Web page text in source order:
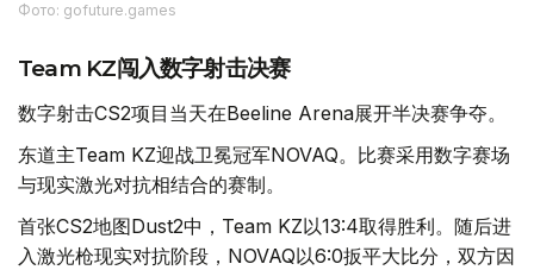
Фото: gofuture.games
Team KZ闯入数字射击决赛
数字射击CS2项目当天在Beeline Arena展开半决赛争夺。
东道主Team KZ迎战卫冕冠军NOVAQ。比赛采用数字赛场
与现实激光对抗相结合的赛制。
首张CS2地图Dust2中，Team KZ以13:4取得胜利。随后进
入激光枪现实对抗阶段，NOVAQ以6:0扳平大比分，双方因